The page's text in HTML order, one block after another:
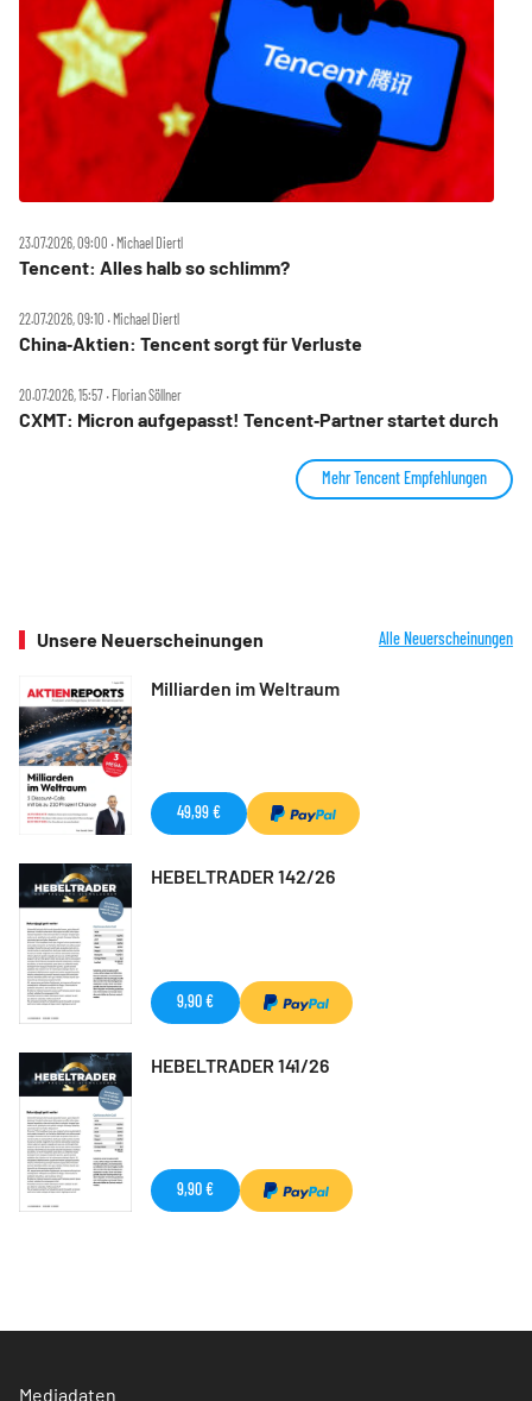
23.07.2026, 09:00 ‧ Michael Diertl
Tencent: Alles halb so schlimm?
22.07.2026, 09:10 ‧ Michael Diertl
China‑Aktien: Tencent sorgt für Verluste
20.07.2026, 15:57 ‧ Florian Söllner
CXMT: Micron aufgepasst! Tencent‑Partner startet durch
Mehr Tencent Empfehlungen
Unsere Neuerscheinungen Alle Neuerscheinungen
Milliarden im Weltraum
49,99 €
HEBELTRADER 142/26
9,90 €
HEBELTRADER 141/26
9,90 €
Mediadaten